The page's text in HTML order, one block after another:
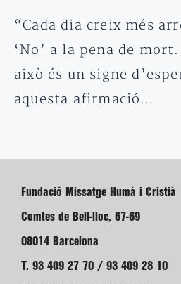
“Cada dia creix més
‘No’ a la pena de
això és un signe
aquesta afirmació…
Fundació Missatge Humà i Cristià
Comtes de Bell-lloc, 67-69
08014 Barcelona
T. 93 409 27 70 / 93 409 28 10